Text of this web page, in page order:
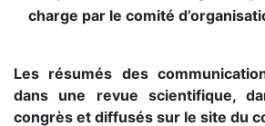
charge par le comité
Les résumés des
dans une revue scientifique,
congrès et diffusés sur le site du